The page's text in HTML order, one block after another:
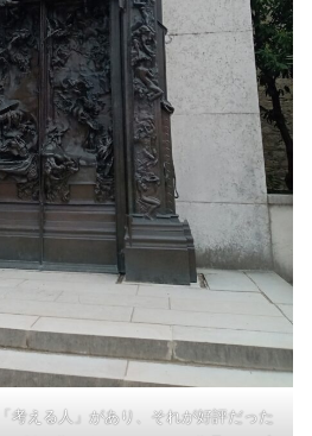
考える人」があり、それが好評だった